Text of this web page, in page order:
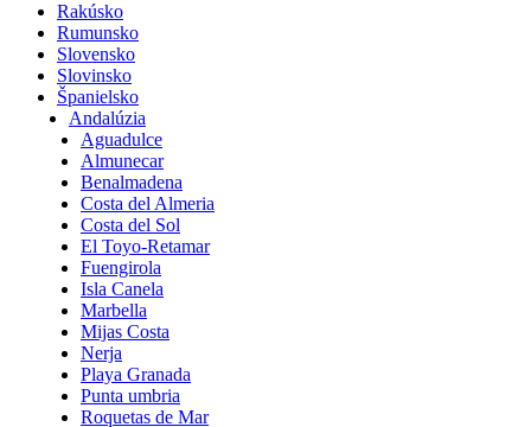
Rakúsko
Rumunsko
Slovensko
Slovinsko
Španielsko
Andalúzia
Aguadulce
Almunecar
Benalmadena
Costa del Almeria
Costa del Sol
El Toyo-Retamar
Fuengirola
Isla Canela
Marbella
Mijas Costa
Nerja
Playa Granada
Punta umbria
Roquetas de Mar